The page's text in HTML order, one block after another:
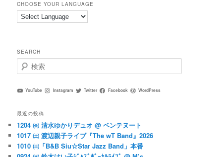
CHOOSE YOUR LANGUAGE
SEARCH
検
索
YouTube Instagram Twitter Facebook WordPress
最近の投稿
1204 ㈮ 清水ゆかりデュオ @ ベンテヌート
1017 ㈯ 渡辺親子ライブ『The wT Band』2026
1010 ㈯「B&B Siu☆Star Jazz Band」本番